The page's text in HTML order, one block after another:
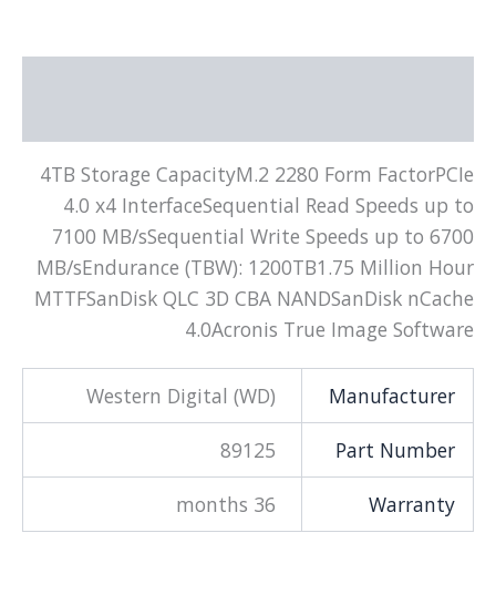
4TB Storage CapacityM.2 2280 Form FactorPCIe
4.0 x4 InterfaceSequential Read Speeds up to
7100 MB/sSequential Write Speeds up to 6700
MB/sEndurance (TBW): 1200TB1.75 Million Hour
MTTFSanDisk QLC 3D CBA NANDSanDisk nCache
4.0Acronis True Image Software
Manufacturer
Western Digital (WD)
Part Number
89125
Warranty
36 months